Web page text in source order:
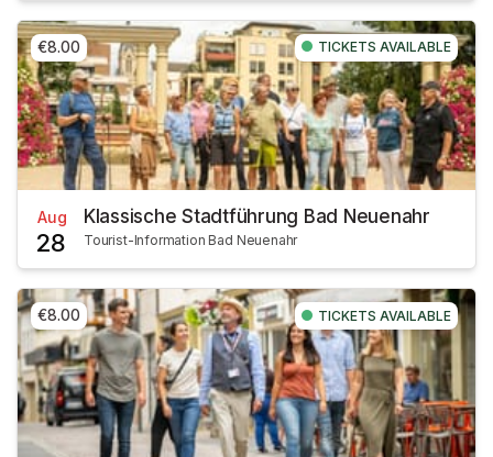
€8.00 TICKETS AVAILABLE
Aug
28
Klassische Stadtführung Bad Neuenahr
Tourist-Information Bad Neuenahr
€8.00 TICKETS AVAILABLE